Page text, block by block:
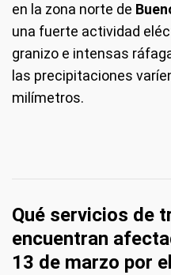
en la zona norte de
una fuerte actividad
granizo e intensas
las precipitaciones
milímetros.
Qué servicios de
encuentran
13 de marzo por